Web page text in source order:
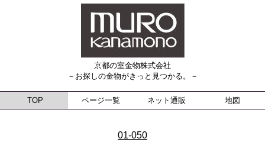
京都の室金物株式会社
－お探しの金物がきっと見つかる。－
TOP ページ一覧 ネット通販 地図
01-050